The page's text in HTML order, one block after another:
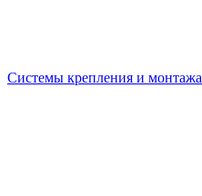
Системы крепления и монтажа